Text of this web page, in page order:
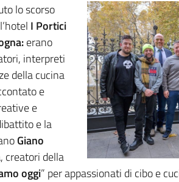
lo scorso
I Portici
erano
interpreti
della cucina
e
e
e la
Giano
, creatori della
oggi” per appassionati di cibo e